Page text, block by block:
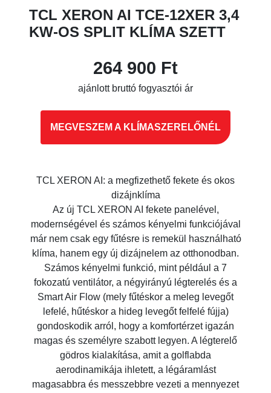
TCL XERON AI TCE-12XER 3,4
KW-OS SPLIT KLÍMA SZETT
264 900 Ft
ajánlott bruttó fogyasztói ár
MEGVESZEM A KLÍMASZERELŐNÉL
TCL XERON AI: a megfizethető fekete és okos
dizájnklíma
Az új TCL XERON AI fekete panelével,
modernségével és számos kényelmi funkciójával
már nem csak egy fűtésre is remekül használható
klíma, hanem egy új dizájnelem az otthonodban.
Számos kényelmi funkció, mint például a 7
fokozatú ventilátor, a négyirányú légterelés és a
Smart Air Flow (mely fűtéskor a meleg levegőt
lefelé, hűtéskor a hideg levegőt felfelé fújja)
gondoskodik arról, hogy a komfortérzet igazán
magas és személyre szabott legyen. A légterelő
gödros kialakítása, amit a golflabda
aerodinamikája ihletett, a légáramlást
magasabbra és messzebbre vezeti a mennyezet